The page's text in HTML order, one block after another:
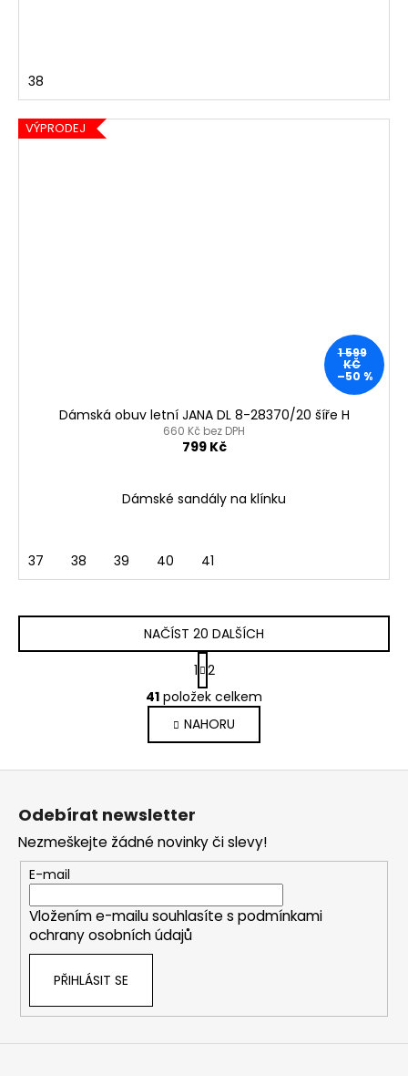
38
VÝPRODEJ
1 599
KČ
–50 %
Dámská obuv letní JANA DL 8-28370/20 šíře H
660 Kč bez DPH
799 Kč
Dámské sandály na klínku
37 38 39 40 41
O
v
l
á
d
p
r
v
k
y
u
NAČÍST 20 DALŠÍCH
S
t
r
á
n
k
1 2
41 položek celkem
NAHORU
Z
Odebírat newsletter
Nezmeškejte žádné novinky či slevy!
E-mail
Vložením e-mailu souhlasíte s podmínkami
ochrany osobních údajů
PŘIHLÁSIT SE